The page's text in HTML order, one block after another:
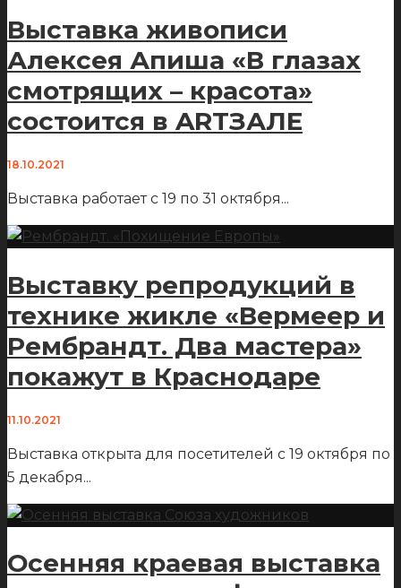
Выставка живописи
Алексея Апиша «В глазах
смотрящих – красота»
состоится в ARTЗАЛЕ
18.10.2021
Выставка работает с 19 по 31 октября...
Выставку репродукций в
технике жикле «Вермеер и
Рембрандт. Два мастера»
покажут в Краснодаре
11.10.2021
Выставка открыта для посетителей с 19 октября по
5 декабря...
Осенняя краевая выставка